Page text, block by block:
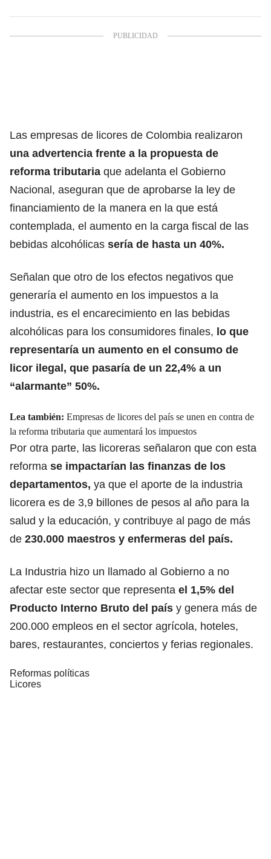
Las empresas de licores de Colombia realizaron
una advertencia frente a la propuesta de
reforma tributaria que adelanta el Gobierno
Nacional, aseguran que de aprobarse la ley de
financiamiento de la manera en la que está
contemplada, el aumento en la carga fiscal de las
bebidas alcohólicas sería de hasta un 40%.
Señalan que otro de los efectos negativos que
generaría el aumento en los impuestos a la
industria, es el encarecimiento en las bebidas
alcohólicas para los consumidores finales, lo que
representaría un aumento en el consumo de
licor ilegal, que pasaría de un 22,4% a un
“alarmante” 50%.
Lea también: Empresas de licores del país se unen en contra de
la reforma tributaria que aumentará los impuestos
Por otra parte, las licoreras señalaron que con esta
reforma se impactarían las finanzas de los
departamentos, ya que el aporte de la industria
licorera es de 3,9 billones de pesos al año para la
salud y la educación, y contribuye al pago de más
de 230.000 maestros y enfermeras del país.
La Industria hizo un llamado al Gobierno a no
afectar este sector que representa el 1,5% del
Producto Interno Bruto del país y genera más de
200.000 empleos en el sector agrícola, hoteles,
bares, restaurantes, conciertos y ferias regionales.
Reformas políticas
Licores